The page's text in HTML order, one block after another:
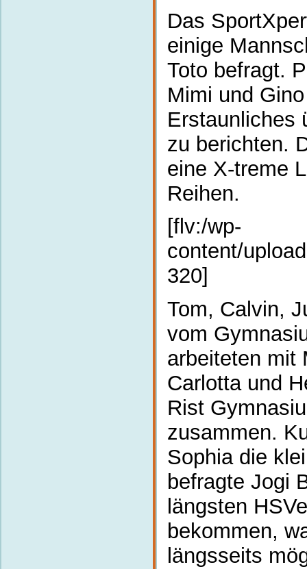
Das
einige
Toto befragt.
Mimi und
Erstaunliches
zu berichten.
eine X-treme
Reihen.
[flv:/wp-
content/
320]
Tom, Calvin,
vom
arbeiteten mit
Carlotta und
Rist
zusammen.
Sophia die
befragte Jogi
längsten
bekommen,
längsseits